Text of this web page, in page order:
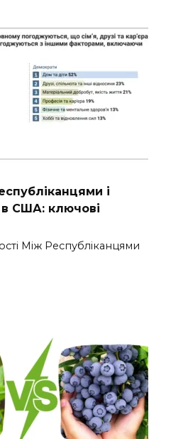
і
США: ключові
Між Республіканцями